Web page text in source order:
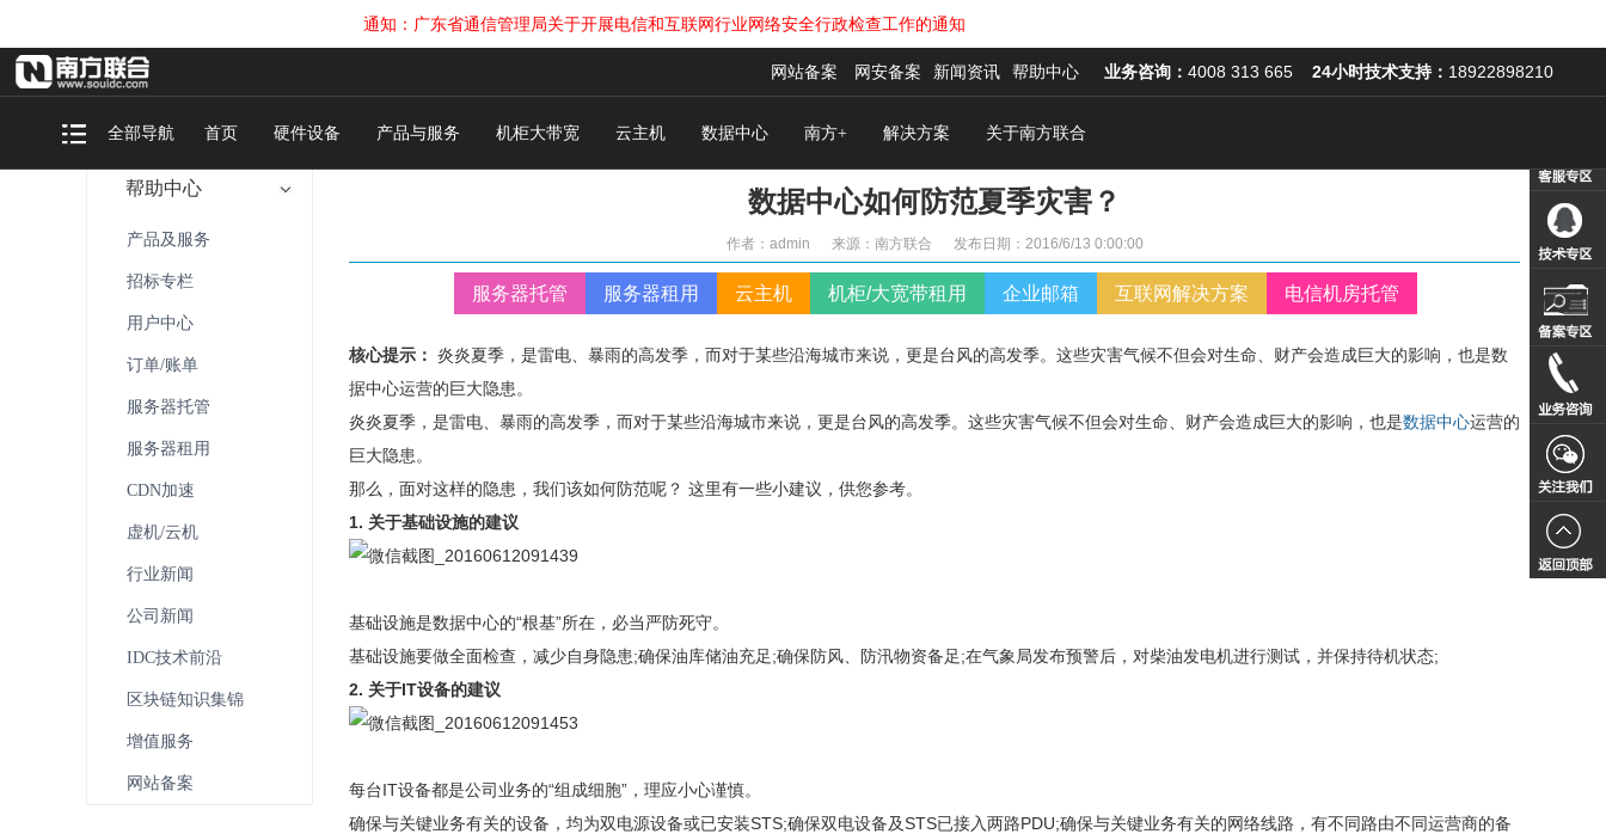
通知：广东省通信管理局关于开展电信和互联网行业网络安全行政检查工作的通知
网站备案 网安备案 新闻资讯 帮助中心 业务咨询： 4008 313 665 24小时技术支持： 18922898210
全部导航 首页 硬件设备 产品与服务 机柜大带宽 云主机 数据中心 南方+ 解决方案 关于南方联合
帮助中心
产品及服务
招标专栏
用户中心
订单/账单
服务器托管
服务器租用
CDN加速
虚机/云机
行业新闻
公司新闻
IDC技术前沿
区块链知识集锦
增值服务
网站备案
数据中心如何防范夏季灾害？
作者：admin 来源：南方联合 发布日期： 2016/6/13 0:00:00
服务器托管 服务器租用 云主机 机柜/大宽带租用 企业邮箱 互联网解决方案 电信机房托管
核心提示： 炎炎夏季，是雷电、暴雨的高发季，而对于某些沿海城市来说，更是台风的高发季。这些灾害气候不但会对生命、财产会造成巨大的影响，也是数
据中心运营的巨大隐患。
炎炎夏季，是雷电、暴雨的高发季，而对于某些沿海城市来说，更是台风的高发季。这些灾害气候不但会对生命、财产会造成巨大的影响，也是数据中心运营的
巨大隐患。
那么，面对这样的隐患，我们该如何防范呢？ 这里有一些小建议，供您参考。
1. 关于基础设施的建议
基础设施是数据中心的“根基”所在，必当严防死守。
基础设施要做全面检查，减少自身隐患;确保油库储油充足;确保防风、防汛物资备足;在气象局发布预警后，对柴油发电机进行测试，并保持待机状态;
2. 关于IT设备的建议
每台IT设备都是公司业务的“组成细胞”，理应小心谨慎。
确保与关键业务有关的设备，均为双电源设备或已安装STS;确保双电设备及STS已接入两路PDU;确保与关键业务有关的网络线路，有不同路由不同运营商的备